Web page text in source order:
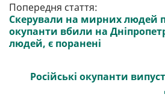
Попередня стаття:
Скерували на мирних людей
окупанти вбили на
людей, є поранені
Російські окупанти